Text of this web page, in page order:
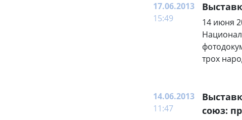
17.06.2013
15:49
14 июня
трох
14.06.2013
11:47
союз: